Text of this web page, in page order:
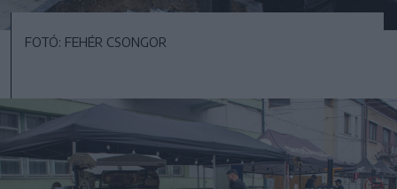
FOTÓ: FEHÉR CSONGOR